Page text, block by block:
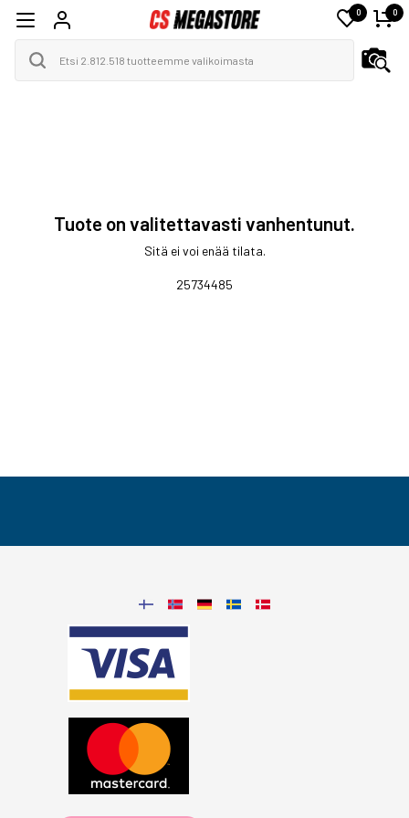
0 0
Tuote on valitettavasti vanhentunut.
Sitä ei voi enää tilata.
25734485